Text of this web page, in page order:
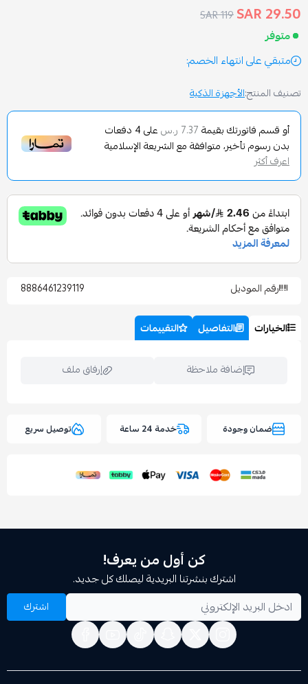
119 SAR
الخصم:
الأجهزة الذكية
بقيمة 7.37 ر.س على4دفعات
متوافقة مع الشريعة الإسلامية
8886461239119
التفاصيل التقييمات
إضافة ملاحظة
خدمة 24 ساعة توصيل سريع
كن أول من يعرف!
اشترك بنشرتنا البريدية ليصلك كل جديد.